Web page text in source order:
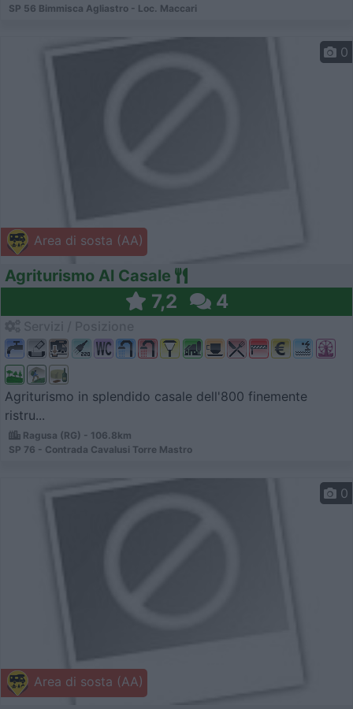
SP 56 Bimmisca Agliastro - Loc. Maccari
Area di sosta (AA)
0
Agriturismo Al Casale
7,2 4
Agriturismo in splendido casale dell'800 finemente
ristru...
Ragusa (RG) - 106.8km
SP 76 - Contrada Cavalusi Torre Mastro
Area di sosta (AA)
0